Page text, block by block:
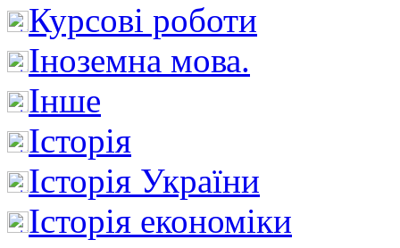
Курсові роботи
Іноземна мова.
Інше
Історія
Історія України
Історія економіки